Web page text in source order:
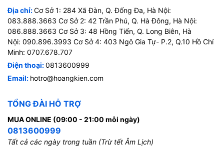
Địa chỉ:Cơ Sở 1: 284 Xã Đàn, Q. Đống Đa, Hà Nội:
083.888.3663 Cơ Sở 2: 42 Trần Phú, Q. Hà Đông, Hà Nội:
086.888.3663 Cơ Sở 3: 48 Hồng Tiến, Q. Long Biên, Hà
Nội: 090.896.3993 Cơ Sở 4: 403 Ngô Gia Tự- P.2, Q.10 Hồ Chí
Minh: 0707.678.707
Điện thoại:0813600999
Email: hotro@hoangkien.com
TỔNG ĐÀI HỖ TRỢ
MUA ONLINE (09:00 - 21:00 mỗi ngày)
0813600999
Tất cả các ngày trong tuần (Trừ tết Âm Lịch)